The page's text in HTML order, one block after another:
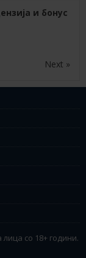
и бонус
Next »
со 18+ години.